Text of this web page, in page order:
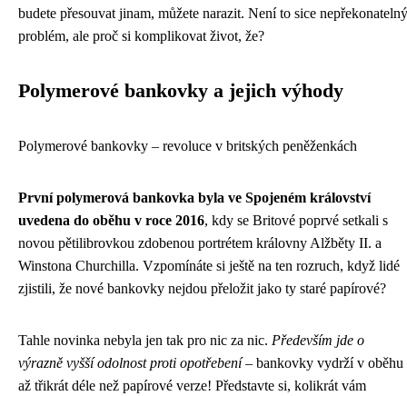
budete přesouvat jinam, můžete narazit. Není to sice nepřekonatelný
problém, ale proč si komplikovat život, že?
Polymerové bankovky a jejich výhody
Polymerové bankovky – revoluce v britských peněženkách
První polymerová bankovka byla ve Spojeném království
uvedena do oběhu v roce 2016, kdy se Britové poprvé setkali s
novou pětilibrovkou zdobenou portrétem královny Alžběty II. a
Winstona Churchilla. Vzpomínáte si ještě na ten rozruch, když lidé
zjistili, že nové bankovky nejdou přeložit jako ty staré papírové?
Tahle novinka nebyla jen tak pro nic za nic. Především jde o
výrazně vyšší odolnost proti opotřebení– bankovky vydrží v oběhu
až třikrát déle než papírové verze! Představte si, kolikrát vám